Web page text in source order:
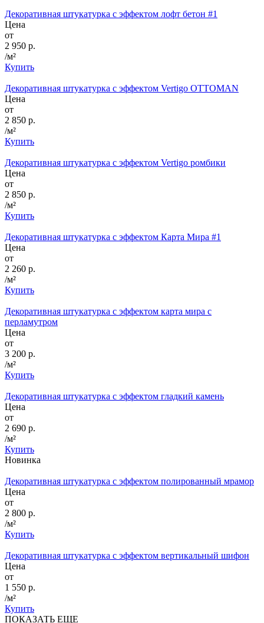
Декоративная штукатурка с эффектом лофт бетон #1
Цена
от
2 950 р.
/м²
Купить
Декоративная штукатурка с эффектом Vertigo OTTOMAN
Цена
от
2 850 р.
/м²
Купить
Декоративная штукатурка с эффектом Vertigo ромбики
Цена
от
2 850 р.
/м²
Купить
Декоративная штукатурка с эффектом Карта Мира #1
Цена
от
2 260 р.
/м²
Купить
Декоративная штукатурка с эффектом карта мира с
перламутром
Цена
от
3 200 р.
/м²
Купить
Декоративная штукатурка с эффектом гладкий камень
Цена
от
2 690 р.
/м²
Купить
Новинка
Декоративная штукатурка с эффектом полированный мрамор
Цена
от
2 800 р.
/м²
Купить
Декоративная штукатурка с эффектом вертикальный шифон
Цена
от
1 550 р.
/м²
Купить
ПОКАЗАТЬ ЕЩЕ